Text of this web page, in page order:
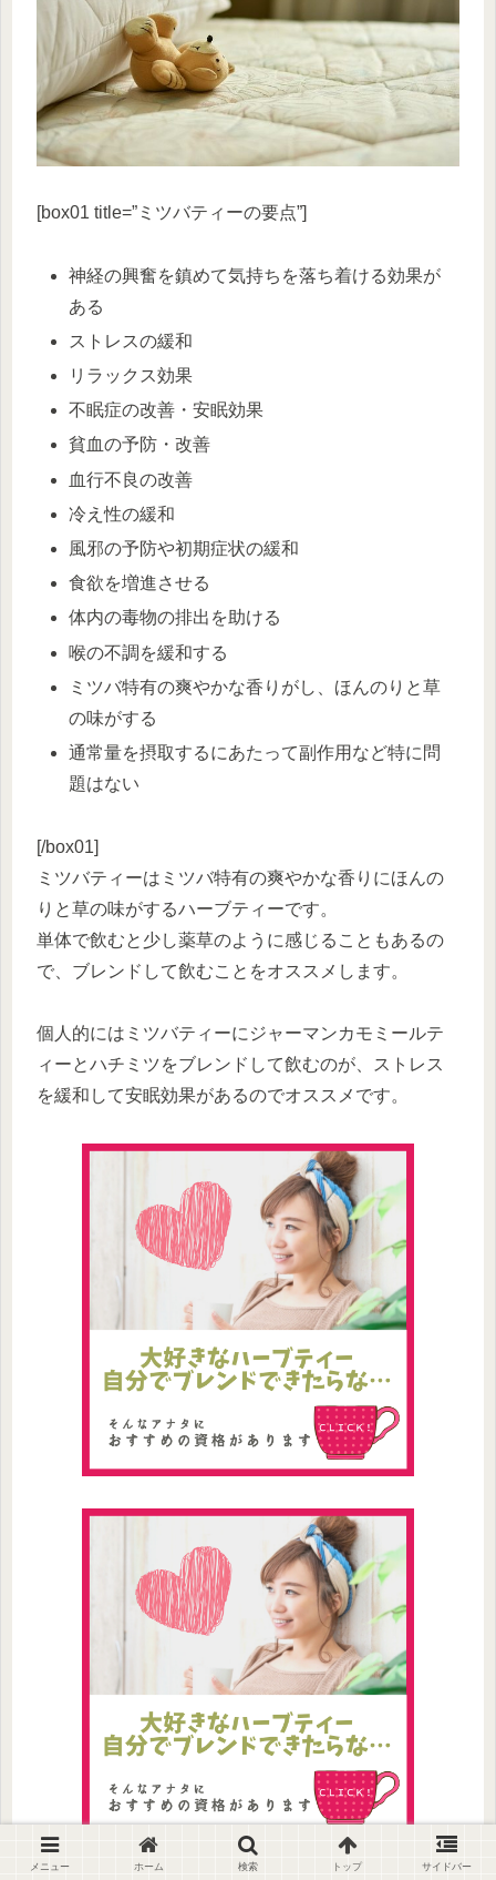
[box01 title=”ミツバティーの要点”]
神経の興奮を鎮めて気持ちを落ち着ける効果が
ある
ストレスの緩和
リラックス効果
不眠症の改善・安眠効果
貧血の予防・改善
血行不良の改善
冷え性の緩和
風邪の予防や初期症状の緩和
食欲を増進させる
体内の毒物の排出を助ける
喉の不調を緩和する
ミツバ特有の爽やかな香りがし、ほんのりと草
の味がする
通常量を摂取するにあたって副作用など特に問
題はない
[/box01]
ミツバティーはミツバ特有の爽やかな香りにほんの
りと草の味がするハーブティーです。
単体で飲むと少し薬草のように感じることもあるの
で、ブレンドして飲むことをオススメします。
個人的にはミツバティーにジャーマンカモミールテ
ィーとハチミツをブレンドして飲むのが、ストレス
を緩和して安眠効果があるのでオススメです。
メニュー ホーム 検索 トップ サイドバー